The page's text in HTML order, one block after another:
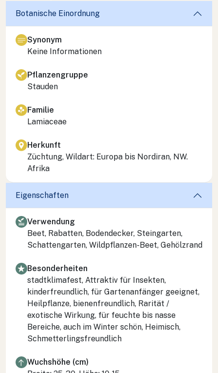
Botanische Einordnung
Synonym
Keine Informationen
Pflanzengruppe
Stauden
Familie
Lamiaceae
Herkunft
Züchtung, Wildart: Europa bis Nordiran, NW.
Afrika
Eigenschaften
Verwendung
Beet, Rabatten, Bodendecker, Steingarten,
Schattengarten, Wildpflanzen-Beet, Gehölzrand
Besonderheiten
stadtklimafest, Attraktiv für Insekten,
kinderfreundlich, für Gartenanfänger geeignet,
Heilpflanze, bienenfreundlich, Rarität /
exotische Wirkung, für feuchte bis nasse
Bereiche, auch im Winter schön, Heimisch,
Schmetterlingsfreundlich
Wuchshöhe (cm)